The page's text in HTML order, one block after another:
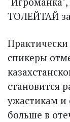
ТОЛЕЙТАЙ
спикеры
становится
ужастикам и
больше в